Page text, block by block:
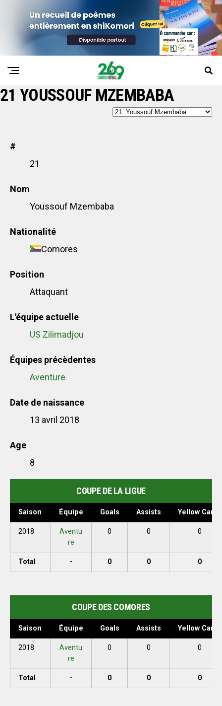
21 YOUSSOUF MZEMBABA
#
21
Nom
Youssouf Mzembaba
Nationalité
Comores
Position
Attaquant
L'équipe actuelle
US Zilimadjou
Équipes précèdentes
Aventure
Date de naissance
13 avril 2018
Age
8
COUPE DE LA LIGUE
Saison Équipe Goals Assists Yellow Cards
2018
Aventu
re
0 0 0
Total - 0 0 0
COUPE DES COMORES
Saison Équipe Goals Assists Yellow Cards
2018
Aventu
re
0 0 0
Total - 0 0 0